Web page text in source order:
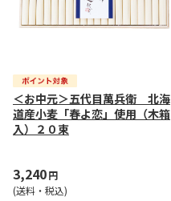
＜お中元＞五代目萬兵衛 北海
道産小麦「春よ恋」使用（木箱
入）２０束
3,240円
(送料・税込)